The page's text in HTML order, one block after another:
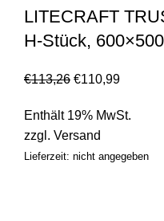
LITECRAFT
H-Stück,
€113,26 €110,99
Enthält 19% MwSt.
zzgl. Versand
Lieferzeit: nicht angegeben